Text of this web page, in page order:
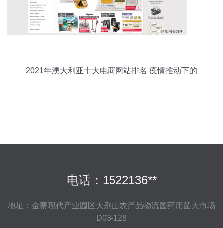
2021年澳大利亚十大电商网站排名 疫情推动下的
电话：1522136**
地址：金寨现代产业园区大别山农产品物流园药用菌大市场
D03-128